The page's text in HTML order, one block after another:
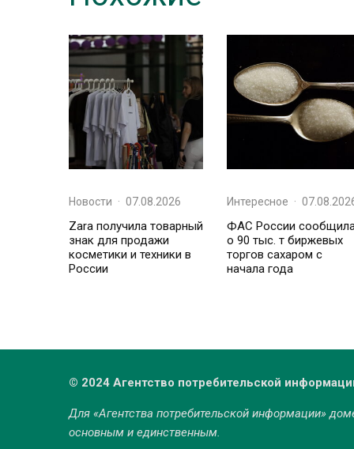
Новости · 07.08.2026
Zara получила товарный
знак для продажи
косметики и техники в
России
Интересное ·
ФАС России
о 90 тыс. т биржевых
торгов сахаром с
начала года
© 2024 Агентство потребительской
Для «Агентства потребительской информации»
основным и единственным.